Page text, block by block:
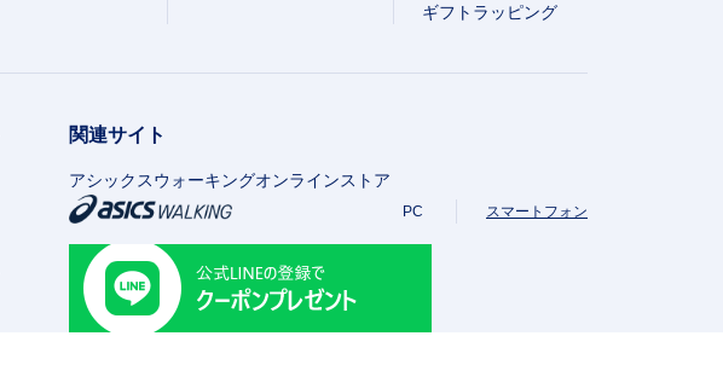
ギフトラッピング
関連サイト
アシックスウォーキングオンラインストア
PC スマートフォン